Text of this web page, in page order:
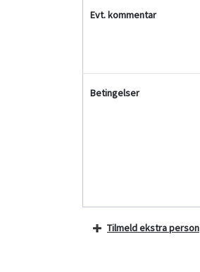
Evt. kommentar
Betingelser
Tilmeld ekstra person